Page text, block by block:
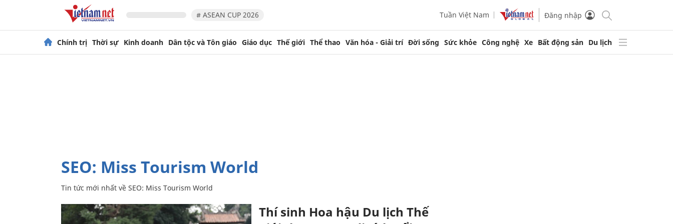
# ASEAN CUP 2026 Tuần Việt Nam Đăng nhập
Chính trị Thời sự Kinh doanh Dân tộc và Tôn giáo Giáo dục Thế giới Thể thao Văn hóa - Giải trí Đời sống Sức khỏe Công nghệ Xe Bất động sản Du lịch
SEO: Miss Tourism World
Tin tức mới nhất về SEO: Miss Tourism World
Thí sinh Hoa hậu Du lịch Thế